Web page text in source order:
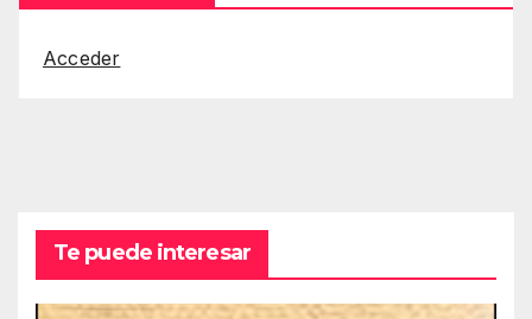
Acceder
Te puede interesar